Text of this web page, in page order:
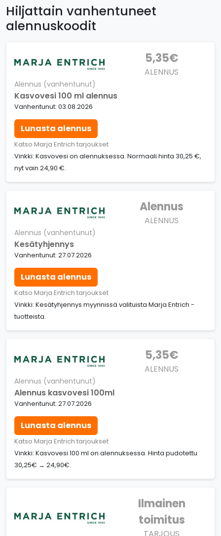
Hiljattain vanhentuneet
alennuskoodit
5,35€
ALENNUS
Alennus (vanhentunut)
Kasvovesi 100 ml alennus
Vanhentunut: 03.08.2026
Lunasta alennus
Katso Marja Entrich tarjoukset
Vinkki: Kasvovesi on alennuksessa. Normaali hinta 30,25 €,
nyt vain 24,90 €.
Alennus
ALENNUS
Alennus (vanhentunut)
Kesätyhjennys
Vanhentunut: 27.07.2026
Lunasta alennus
Katso Marja Entrich tarjoukset
Vinkki: Kesätyhjennys myynnissä valituista Marja Entrich -
tuotteista.
5,35€
ALENNUS
Alennus (vanhentunut)
Alennus kasvovesi 100ml
Vanhentunut: 27.07.2026
Lunasta alennus
Katso Marja Entrich tarjoukset
Vinkki: Kasvovesi 100 ml on alennuksessa. Hinta pudotettu
30,25€ → 24,90€.
Ilmainen
toimitus